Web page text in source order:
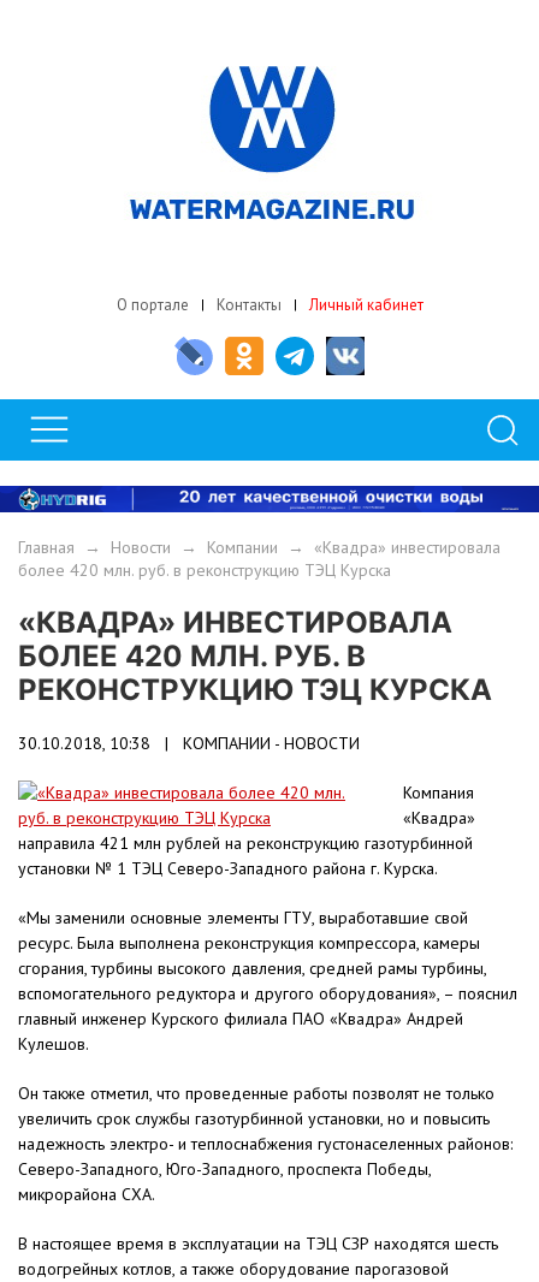
О портале Контакты Личный кабинет
Главная → Новости → Компании → «Квадра» инвестировала
более 420 млн. руб. в реконструкцию ТЭЦ Курска
«КВАДРА» ИНВЕСТИРОВАЛА
БОЛЕЕ 420 МЛН. РУБ. В
РЕКОНСТРУКЦИЮ ТЭЦ КУРСКА
30.10.2018, 10:38 | КОМПАНИИ - НОВОСТИ
Компания
«Квадра»
направила 421 млн рублей на реконструкцию газотурбинной
установки № 1 ТЭЦ Северо-Западного района г. Курска.
«Мы заменили основные элементы ГТУ, выработавшие свой
ресурс. Была выполнена реконструкция компрессора, камеры
сгорания, турбины высокого давления, средней рамы турбины,
вспомогательного редуктора и другого оборудования», – пояснил
главный инженер Курского филиала ПАО «Квадра» Андрей
Кулешов.
Он также отметил, что проведенные работы позволят не только
увеличить срок службы газотурбинной установки, но и повысить
надежность электро- и теплоснабжения густонаселенных районов:
Северо-Западного, Юго-Западного, проспекта Победы,
микрорайона СХА.
В настоящее время в эксплуатации на ТЭЦ СЗР находятся шесть
водогрейных котлов, а также оборудование парогазовой